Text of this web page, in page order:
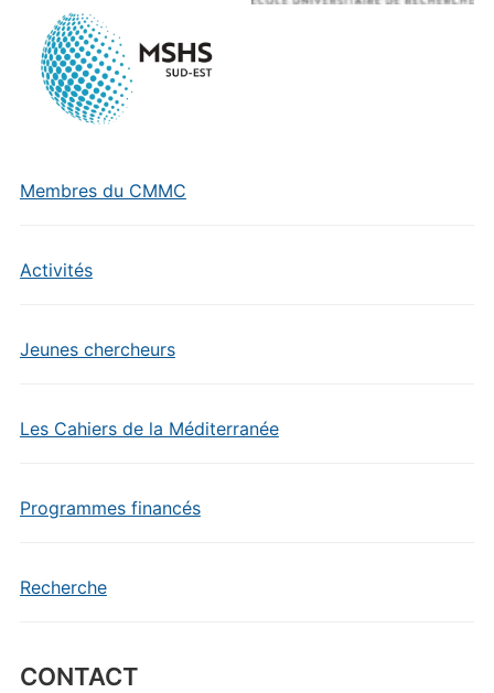
Membres du CMMC
Activités
Jeunes chercheurs
Les Cahiers de la Méditerranée
Programmes financés
Recherche
CONTACT